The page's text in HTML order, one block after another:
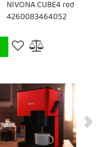
NIVONA CUBE4 red
4260083464052